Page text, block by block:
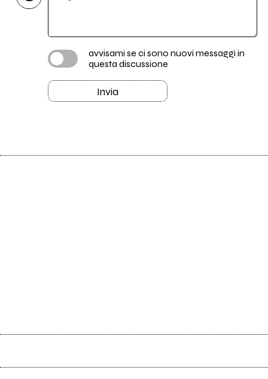
avvisami se ci sono nuovi messaggi in
questa discussione
Invia